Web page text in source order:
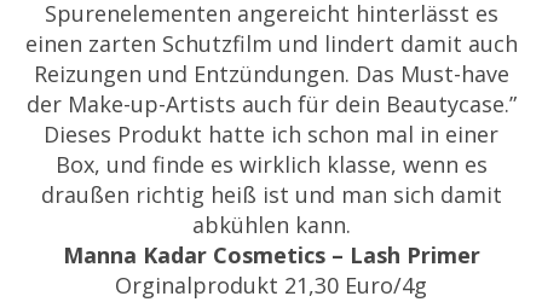
Spurenelementen angereicht hinterlässt es
einen zarten Schutzfilm und lindert damit auch
Reizungen und Entzündungen. Das Must-have
der Make-up-Artists auch für dein Beautycase.”
Dieses Produkt hatte ich schon mal in einer
Box, und finde es wirklich klasse, wenn es
draußen richtig heiß ist und man sich damit
abkühlen kann.
Manna Kadar Cosmetics – Lash Primer
Orginalprodukt 21,30 Euro/4g